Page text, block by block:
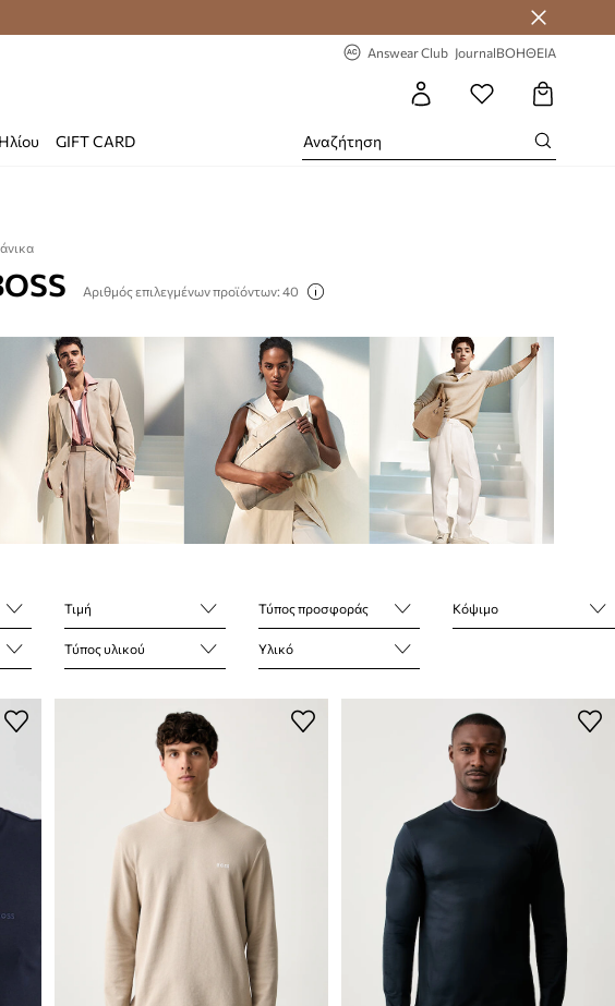
Club
Answear Club JournalΒΟΗΘΕΙΑ
GIFT CARD
Αριθμός επιλεγμένων προϊόντων: 40
Τιμή Τύπος προσφοράς Κόψιμο
Τύπος υλικού Υλικό